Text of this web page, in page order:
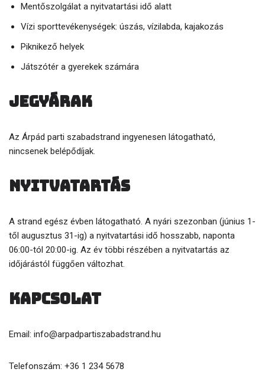
Mentőszolgálat a nyitvatartási idő alatt
Vízi sporttevékenységek: úszás, vízilabda, kajakozás
Piknikező helyek
Játszótér a gyerekek számára
Jegyárak
Az Árpád parti szabadstrand ingyenesen látogatható,
nincsenek belépődíjak.
Nyitvatartás
A strand egész évben látogatható. A nyári szezonban (június 1-
től augusztus 31-ig) a nyitvatartási idő hosszabb, naponta
06:00-tól 20:00-ig. Az év többi részében a nyitvatartás az
időjárástól függően változhat.
Kapcsolat
Email: info@arpadpartiszabadstrand.hu
Telefonszám: +36 1 234 5678